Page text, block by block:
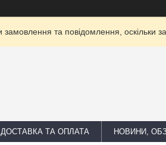
та повідомлення, оскільки
ДОСТАВКА ТА ОПЛАТА НОВИНИ,